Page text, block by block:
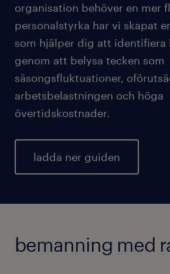
organisation behöver en mer
personalstyrka har vi skapat
som hjälper dig att identifiera
genom att belysa tecken som
säsongsfluktuationer,
arbetsbelastningen och höga
övertidskostnader.
ladda ner guiden
bemanning med